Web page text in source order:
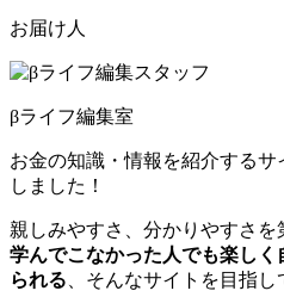
お届け人
βライフ編集室
お金の知識・情報を紹介する
しました！
親しみやすさ、分かりやすさを
学んでこなかった人でも楽し
られる 、そんなサイトを目指し